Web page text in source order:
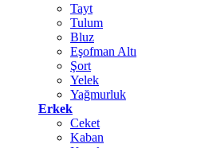
Tayt
Tulum
Bluz
Eşofman Altı
Şort
Yelek
Yağmurluk
Erkek
Ceket
Kaban